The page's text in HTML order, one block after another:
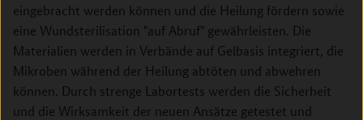
eingebracht werden können und die Heilung fördern sowie
eine Wundsterilisation "auf Abruf" gewährleisten. Die
Materialien werden in Verbände auf Gelbasis integriert, die
Mikroben während der Heilung abtöten und abwehren
können. Durch strenge Labortests werden die Sicherheit
und die Wirksamkeit der neuen Ansätze getestet und